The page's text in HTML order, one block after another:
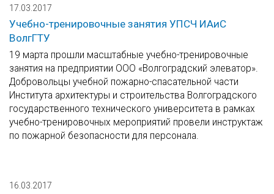
17.03.2017
Учебно-тренировочные занятия УПСЧ ИАиС
ВолгГТУ
19 марта прошли масштабные учебно-тренировочные
занятия на предприятии ООО «Волгоградский элеватор».
Добровольцы учебной пожарно-спасательной части
Института архитектуры и строительства Волгоградского
государственного технического университета в рамках
учебно-тренировочных мероприятий провели инструктаж
по пожарной безопасности для персонала.
16.03.2017